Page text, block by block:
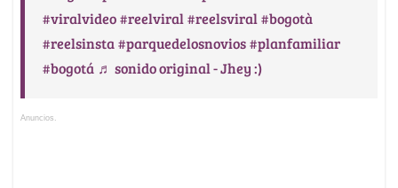
#viralvideo#reelviral #reelsviral #bogotà
#reelsinsta#parquedelosnovios#planfamiliar
#bogotá ♬ sonido original - Jhey :)
Anuncios.